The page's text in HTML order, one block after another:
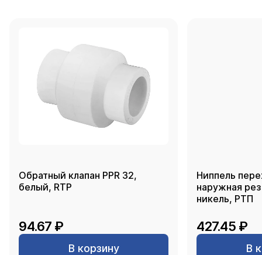
Обратный клапан PPR 32,
белый, RTP
94.67 ₽
В корзину
Ниппель
наружная
никель, РТП
427.45 ₽
В